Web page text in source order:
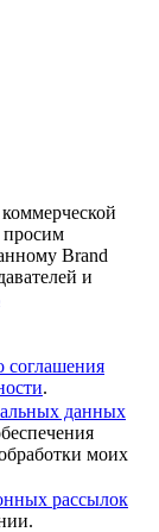
просим
Brand
и
соглашения
.
данных
моих
рассылок